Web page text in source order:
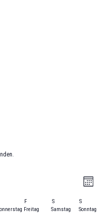
Monat
F
Freitag
S
Samstag
S
Sonntag